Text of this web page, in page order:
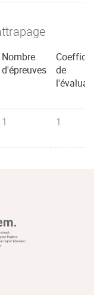
Nombre
d'épreuves
de
1 1